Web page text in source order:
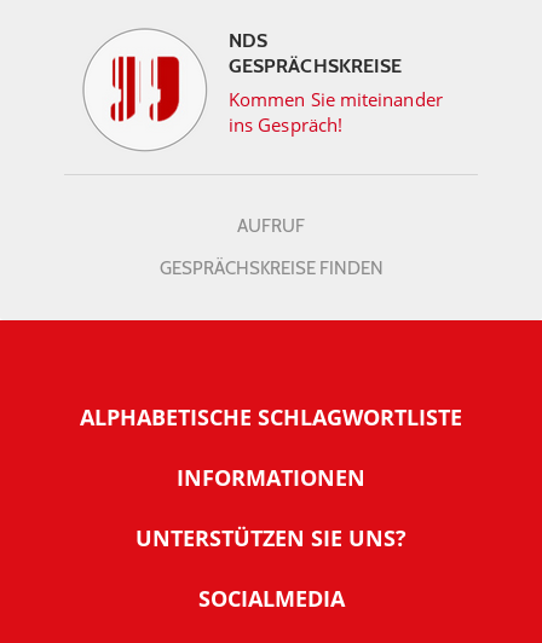
NDS
GESPRÄCHSKREISE
Kommen Sie miteinander
ins Gespräch!
AUFRUF
GESPRÄCHSKREISE FINDEN
ALPHABETISCHE SCHLAGWORTLISTE
INFORMATIONEN
Warum NachDenkSeiten
Tipps zur Nutzung der NachDenkSeiten
UNTERSTÜTZEN SIE UNS?
SOCIALMEDIA